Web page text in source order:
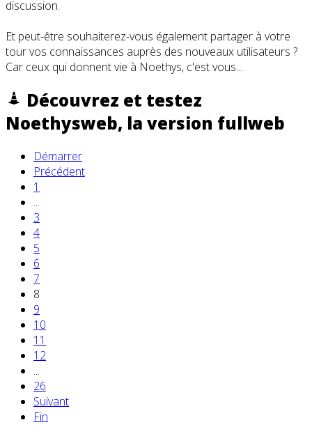
discussion.
Et peut-être souhaiterez-vous également partager à votre
tour vos connaissances auprès des nouveaux utilisateurs ?
Car ceux qui donnent vie à Noethys, c'est vous...
Découvrez et testez
Noethysweb, la version fullweb
Démarrer
Précédent
1
...
3
4
5
6
7
8
9
10
11
12
...
26
Suivant
Fin